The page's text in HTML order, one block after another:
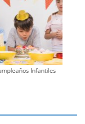
Infantiles